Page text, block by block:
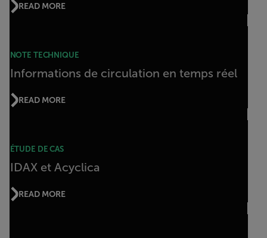
READ MORE
NOTE TECHNIQUE
Informations de circulation en temps réel
READ MORE
ÉTUDE DE CAS
IDAX et Acyclica
READ MORE